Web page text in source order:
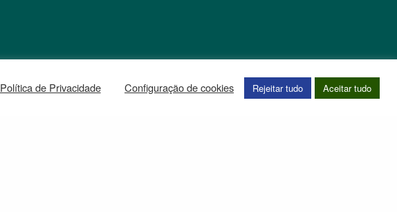
Política de Privacidade Configuração de cookies Rejeitar tudo Aceitar tudo